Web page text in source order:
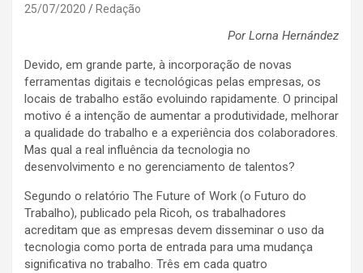
25/07/2020 Redação
Por Lorna Hernández
Devido, em grande parte, à incorporação de novas
ferramentas digitais e tecnológicas pelas empresas, os
locais de trabalho estão evoluindo rapidamente. O principal
motivo é a intenção de aumentar a produtividade, melhorar
a qualidade do trabalho e a experiência dos colaboradores.
Mas qual a real influência da tecnologia no
desenvolvimento e no gerenciamento de talentos?
Segundo o relatório The Future of Work (o Futuro do
Trabalho), publicado pela Ricoh, os trabalhadores
acreditam que as empresas devem disseminar o uso da
tecnologia como porta de entrada para uma mudança
significativa no trabalho. Três em cada quatro